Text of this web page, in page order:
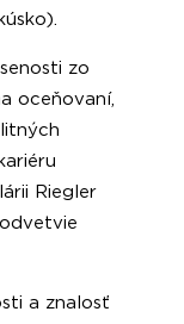
zo
oceňovaní,
Riegler
a znalosť